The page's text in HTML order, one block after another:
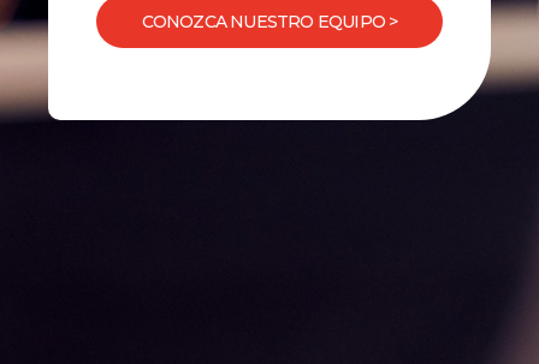
CONOZCA NUESTRO EQUIPO >